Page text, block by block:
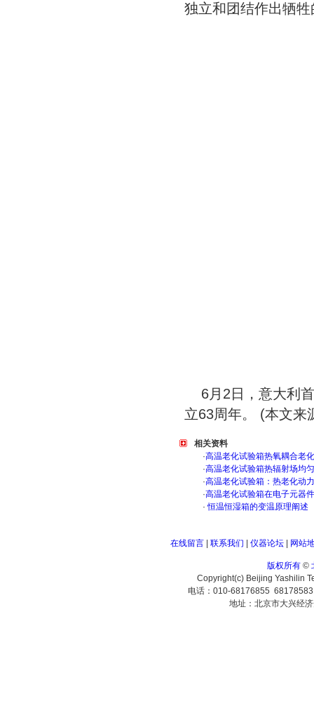
独立和团结作出牺
6月2日，意大利
立63周年。 (本文来
相关资料
·高温老化试验箱热氧耦合老
·高温老化试验箱热辐射场均
·高温老化试验箱：热老化动
·高温老化试验箱在电子元器
· 恒温恒湿箱的变温原理阐述
在线留言| 联系我们 仪器论坛| 网站
版权所有©
Copyright(c) Beijing Yashilin
电话：010-68176855
地址：北京市大兴经